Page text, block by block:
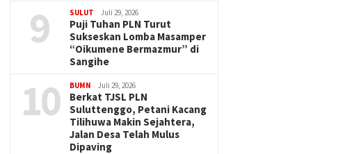
9 SULUT Juli 29, 2026
Puji Tuhan PLN Turut
Sukseskan Lomba Masamper
“Oikumene Bermazmur” di
Sangihe
10 BUMN Juli 29, 2026
Berkat TJSL PLN
Suluttenggo, Petani Kacang
Tilihuwa Makin Sejahtera,
Jalan Desa Telah Mulus
Dipaving